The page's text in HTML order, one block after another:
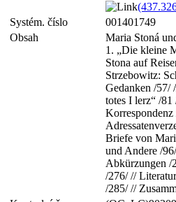
Systém. číslo
001401749
Obsah
Maria Stoná
1. „Die kleine
Stona auf
Strzebowitz:
Gedanken /57/
totes I lerz“ /
Briefe von
und Andere /
Abkürzungen /
/276/ //
/285/ //